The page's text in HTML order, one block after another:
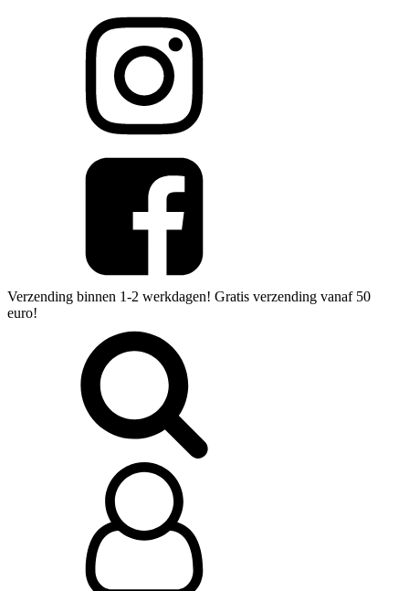
Verzending binnen 1-2 werkdagen! Gratis verzending vanaf 50
euro!